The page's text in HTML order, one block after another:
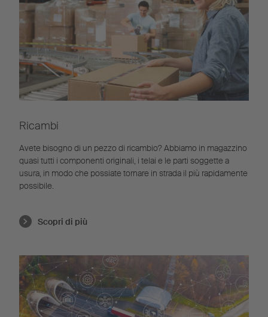
Ricambi
Avete bisogno di un pezzo di ricambio? Abbiamo in magazzino
quasi tutti i componenti originali, i telai e le parti soggette a
usura, in modo che possiate tornare in strada il più rapidamente
possibile.
Scopri di più